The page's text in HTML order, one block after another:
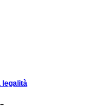
legalità